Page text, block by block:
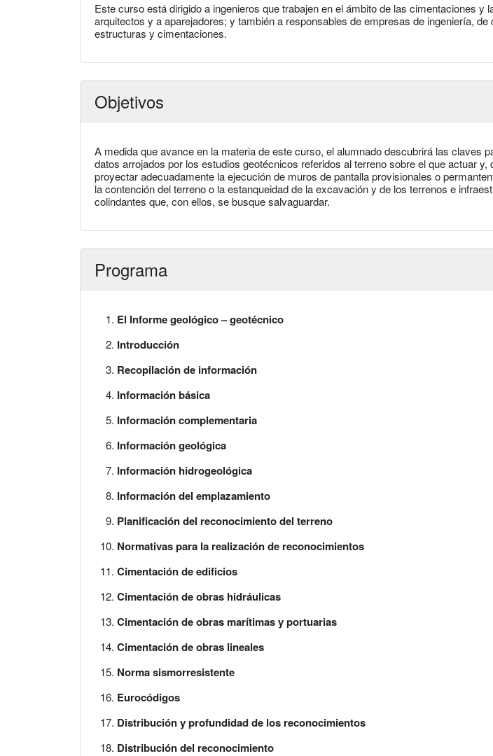
Este curso está dirigido a ingenieros que trabajen en el ámbito de las cimentaciones y
arquitectos y a aparejadores; y también a responsables de empresas de ingeniería,
estructuras y cimentaciones.
Objetivos
A medida que avance en la materia de este curso, el alumnado descubrirá las claves
datos arrojados por los estudios geotécnicos referidos al terreno sobre el que actuar y,
proyectar adecuadamente la ejecución de muros de pantalla provisionales o
la contención del terreno o la estanqueidad de la excavación y de los terrenos e
colindantes que, con ellos, se busque salvaguardar.
Programa
El Informe geológico – geotécnico
Introducción
Recopilación de información
Información básica
Información complementaria
Información geológica
Información hidrogeológica
Información del emplazamiento
Planificación del reconocimiento del terreno
Normativas para la realización de reconocimientos
Cimentación de edificios
Cimentación de obras hidráulicas
Cimentación de obras marítimas y portuarias
Cimentación de obras lineales
Norma sismorresistente
Eurocódigos
Distribución y profundidad de los reconocimientos
Distribución del reconocimiento